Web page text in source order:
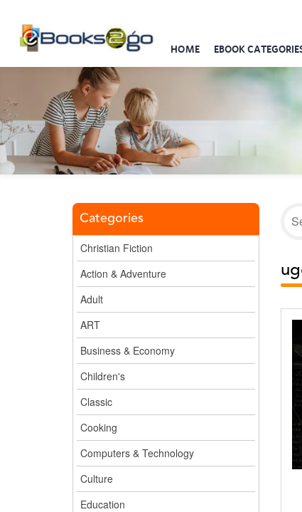
HOME EBOOK
Categories
Christian Fiction
Action & Adventure
Adult
ART
Business & Economy
Children's
Classic
Cooking
Computers & Technology
Culture
Education